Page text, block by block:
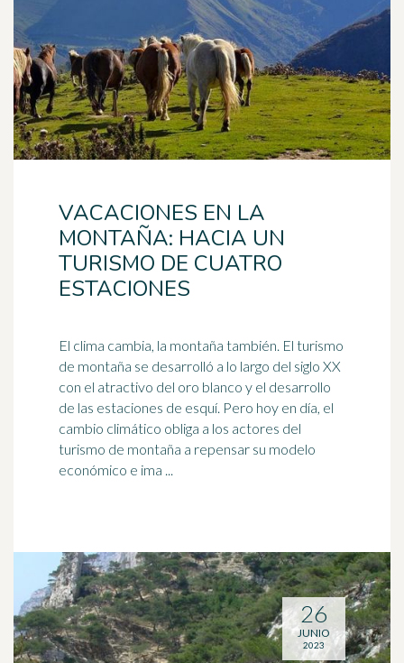
VACACIONES EN LA
MONTAÑA: HACIA UN
TURISMO DE CUATRO
ESTACIONES
El clima cambia, la montaña también. El turismo
de montaña se desarrolló a lo largo del siglo XX
con el atractivo del oro blanco y el desarrollo
de las estaciones de esquí. Pero hoy en día, el
cambio climático obliga a los actores del
turismo de montaña a repensar su modelo
económico e ima ...
26
JUNIO
2023